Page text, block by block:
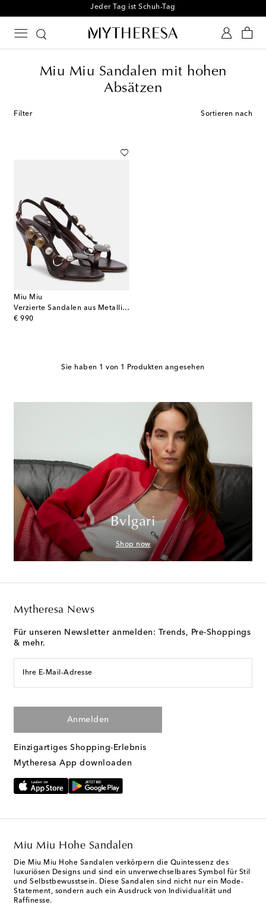
Melden Sie sich für unseren Shoe Club an
Miu Miu Sandalen mit hohen
Absätzen
Filter Sortieren nach
Miu Miu
Verzierte Sandalen aus Metallic-Leder
€ 990
original price
Sie haben 1 von 1 Produkten angesehen
Bvlgari
Shop now
Mytheresa News
Für unseren Newsletter anmelden: Trends, Pre-Shoppings
& mehr.
Ihre E-Mail-Adresse
Anmelden
Einzigartiges Shopping-Erlebnis
Mytheresa App downloaden
Miu Miu Hohe Sandalen
Die Miu Miu Hohe Sandalen verkörpern die Quintessenz des
luxuriösen Designs und sind ein unverwechselbares Symbol für Stil
und Selbstbewusstsein. Diese Sandalen sind nicht nur ein Mode-
Statement, sondern auch ein Ausdruck von Individualität und
Raffinesse.